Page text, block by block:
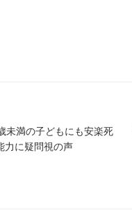
未満の子どもにも安楽死
に疑問視の声